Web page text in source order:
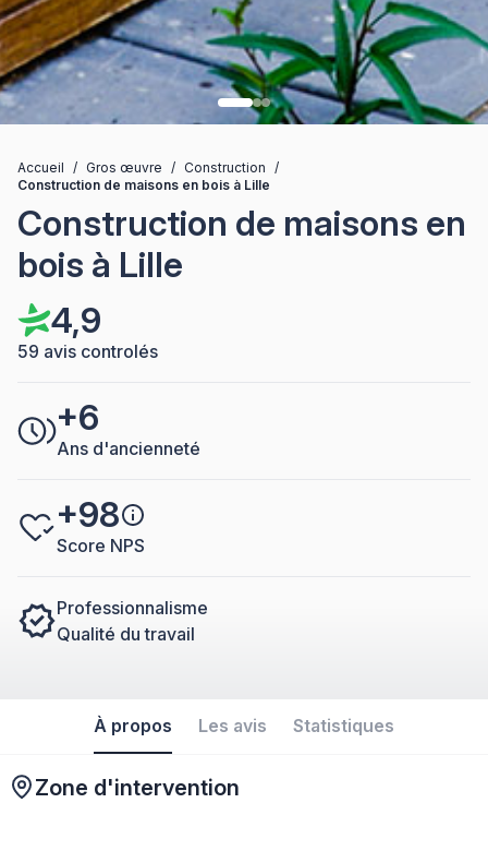
Accueil / Gros œuvre / Construction
/
Construction de maisons en bois à Lille
Construction de maisons en
bois à Lille
4,9
59 avis controlés
+6
Ans d'ancienneté
+98
Score NPS
Professionnalisme
Qualité du travail
À propos Les avis Statistiques
Zone d'intervention